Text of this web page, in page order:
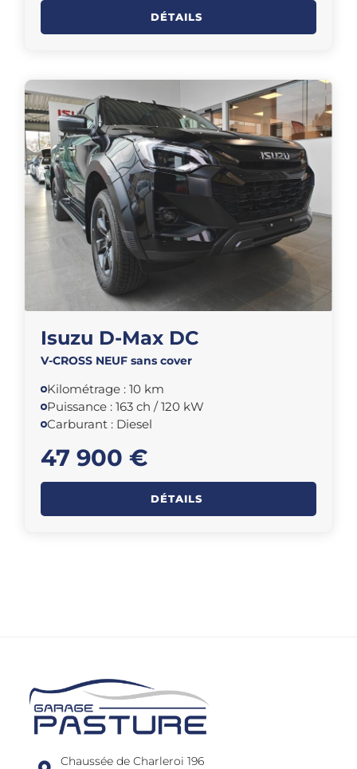
DÉTAILS
Isuzu D-Max DC
V-CROSS NEUF sans cover
Kilométrage : 10 km
Puissance : 163 ch / 120 kW
Carburant : Diesel
47 900 €
DÉTAILS
Chaussée de Charleroi 196